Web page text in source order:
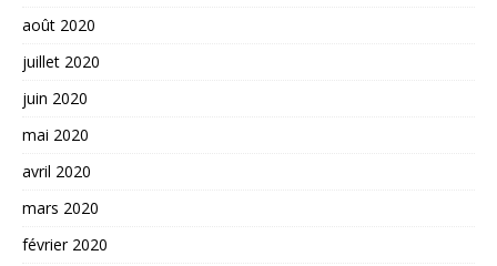
août 2020
juillet 2020
juin 2020
mai 2020
avril 2020
mars 2020
février 2020